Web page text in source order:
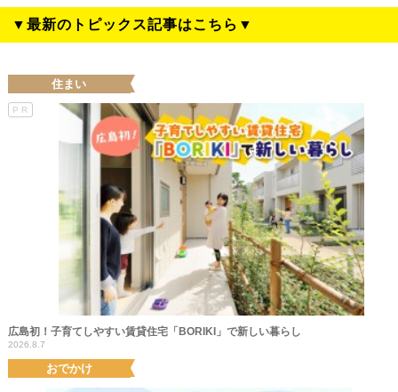
▼最新のトピックス記事はこちら▼
住まい
PR
広島初！子育てしやすい賃貸住宅「BORIKI」で新しい暮らし
2026.8.7
おでかけ